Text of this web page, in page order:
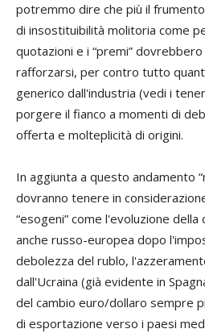
potremmo dire che più il
di insostituibilità molitoria come
quotazioni e i “premi”
rafforzarsi, per contro tutto
generico dall'industria (vedi i
porgere il fianco a momenti di
offerta e molteplicità di origini.
In aggiunta a questo andamento
dovranno tenere in
“esogeni” come l'evoluzione della
anche russo-europea dopo
debolezza del rublo,
dall'Ucraina (già evidente in
del cambio euro/dollaro sempre
di esportazione verso i paesi